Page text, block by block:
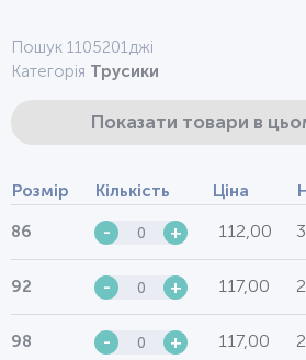
Пошук 1105201джі
Категорія Трусики
Показати товари в
Розмір Кількість Ціна
86 - + 112,00
92 - + 117,00
98 - + 117,00